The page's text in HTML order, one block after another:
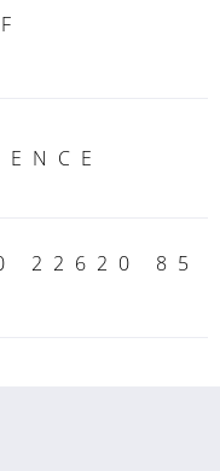
22620 85